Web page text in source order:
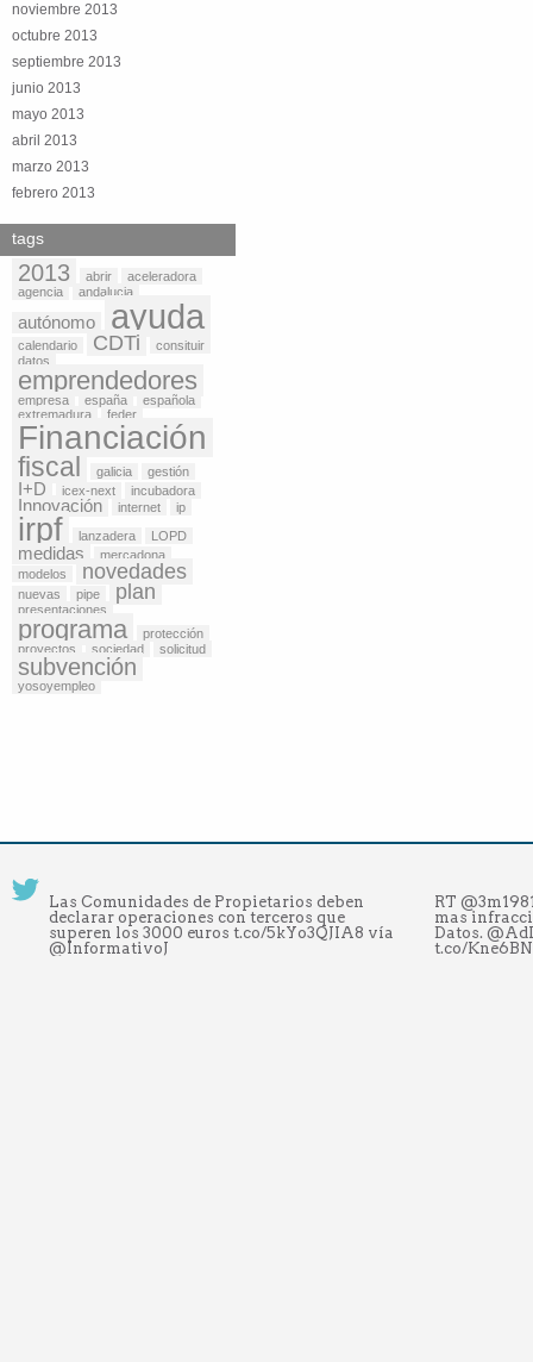
noviembre 2013
octubre 2013
septiembre 2013
junio 2013
mayo 2013
abril 2013
marzo 2013
febrero 2013
tags
2013 abrir
aceleradora
agencia
andalucia
autónomo ayuda
calendario CDTi
consituir
datos
emprendedores
empresa españa
española
extremadura
feder
Financiación
fiscal galicia gestión
I+D icex-next incubadora
Innovación internet ip
irpf lanzadera LOPD
medidas
mercadona
modelos
novedades
nuevas pipe plan
presentaciones
programa
protección
proyectos
sociedad solicitud
subvención
yosoyempleo
Las Comunidades de Propietarios deben
declarar operaciones con terceros que
superen los 3000 euros t.co/5kYo3QJIA8 vía
@InformativoJ
RT
mas
Datos.
t.co/